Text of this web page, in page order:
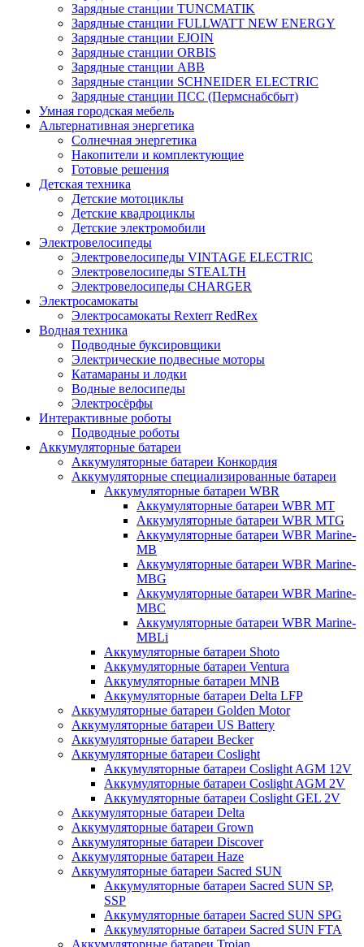
Зарядные станции TUNCMATIK
Зарядные станции FULLWATT NEW ENERGY
Зарядные станции EJOIN
Зарядные станции ORBIS
Зарядные станции ABB
Зарядные станции SCHNEIDER ELECTRIC
Зарядные станции ПСС (Пермснабсбыт)
Умная городская мебель
Альтернативная энергетика
Солнечная энергетика
Накопители и комплектующие
Готовые решения
Детская техника
Детские мотоциклы
Детские квадроциклы
Детские электромобили
Электровелосипеды
Электровелосипеды VINTAGE ELECTRIC
Электровелосипеды STEALTH
Электровелосипеды CHARGER
Электросамокаты
Электросамокаты Rexterr RedRex
Водная техника
Подводные буксировщики
Электрические подвесные моторы
Катамараны и лодки
Водные велосипеды
Электросёрфы
Интерактивные роботы
Подводные роботы
Аккумуляторные батареи
Аккумуляторные батареи Конкордия
Аккумуляторные специализированные батареи
Аккумуляторные батареи WBR
Аккумуляторные батареи WBR MT
Аккумуляторные батареи WBR MTG
Аккумуляторные батареи WBR Marine-
MB
Аккумуляторные батареи WBR Marine-
MBG
Аккумуляторные батареи WBR Marine-
MBC
Аккумуляторные батареи WBR Marine-
MBLi
Аккумуляторные батареи Shoto
Аккумуляторные батареи Ventura
Аккумуляторные батареи MNB
Аккумуляторные батареи Delta LFP
Аккумуляторные батареи Golden Motor
Аккумуляторные батареи US Battery
Аккумуляторные батареи Becker
Аккумуляторные батареи Coslight
Аккумуляторные батареи Coslight AGM 12V
Аккумуляторные батареи Coslight AGM 2V
Аккумуляторные батареи Coslight GEL 2V
Аккумуляторные батареи Delta
Аккумуляторные батареи Grown
Аккумуляторные батареи Discover
Аккумуляторные батареи Haze
Аккумуляторные батареи Sacred SUN
Аккумуляторные батареи Sacred SUN SP,
SSP
Аккумуляторные батареи Sacred SUN SPG
Аккумуляторные батареи Sacred SUN FTA